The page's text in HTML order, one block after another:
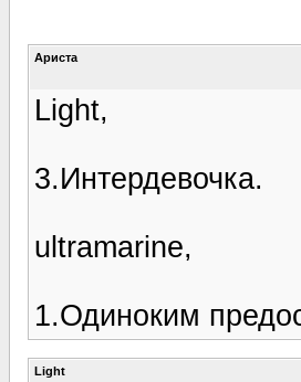
Ариста
Light,
3.Интердевочка.
ultramarine,
1.Одиноким
Light